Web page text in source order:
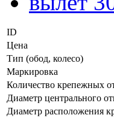
ID
Цена
Тип (обод, колесо)
Маркировка
Количество крепежных
Диаметр центрального
Диаметр расположения